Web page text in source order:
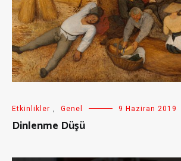
Etkinlikler Genel 9 Haziran 2019
Dinlenme Düşü